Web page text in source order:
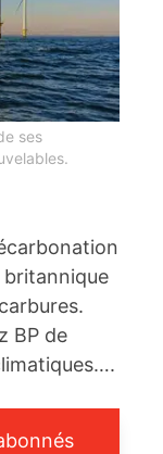
ses
BP de